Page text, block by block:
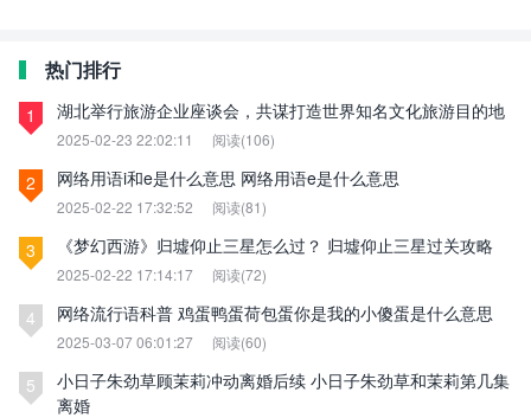
热门排行
1 湖北举行旅游企业座谈会，共谋打造世界知名文化旅游目的地
2025-02-23 22:02:11 阅读(106)
2 网络用语i和e是什么意思 网络用语e是什么意思
2025-02-22 17:32:52 阅读(81)
3 《梦幻西游》归墟仰止三星怎么过？ 归墟仰止三星过关攻略
2025-02-22 17:14:17 阅读(72)
4 网络流行语科普 鸡蛋鸭蛋荷包蛋你是我的小傻蛋是什么意思
2025-03-07 06:01:27 阅读(60)
5
小日子朱劲草顾茉莉冲动离婚后续 小日子朱劲草和茉莉第几集
离婚